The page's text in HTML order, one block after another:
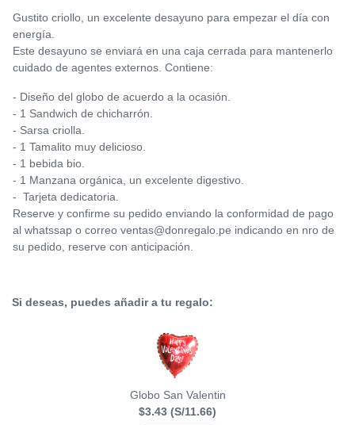
Gustito criollo, un excelente desayuno para empezar el día con
energía.
Este desayuno se enviará en una caja cerrada para mantenerlo
cuidado de agentes externos. Contiene:
- Diseño del globo de acuerdo a la ocasión.
- 1 Sandwich de chicharrón.
- Sarsa criolla.
- 1 Tamalito muy delicioso.
- 1 bebida bio.
- 1 Manzana orgánica, un excelente digestivo.
- Tarjeta dedicatoria.
Reserve y confirme su pedido enviando la conformidad de pago
al whatssap o correo ventas@donregalo.pe indicando en nro de
su pedido, reserve con anticipación.
Si deseas, puedes añadir a tu regalo:
Globo San Valentin
$3.43 (S/11.66)